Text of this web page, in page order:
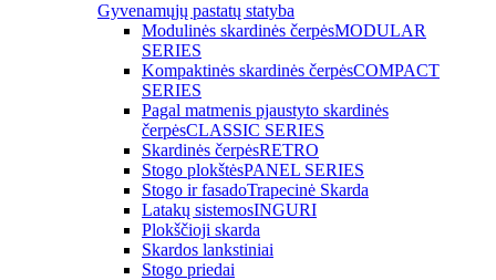
Gyvenamųjų pastatų statyba
Modulinės skardinės čerpėsMODULAR
SERIES
Kompaktinės skardinės čerpėsCOMPACT
SERIES
Pagal matmenis pjaustyto skardinės
čerpėsCLASSIC SERIES
Skardinės čerpėsRETRO
Stogo plokštėsPANEL SERIES
Stogo ir fasadoTrapecinė Skarda
Latakų sistemosINGURI
Plokščioji skarda
Skardos lankstiniai
Stogo priedai